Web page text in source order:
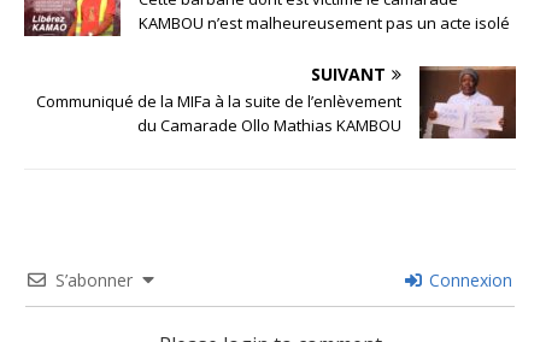
KAMBOU n’est malheureusement pas un acte isolé
SUIVANT
Communiqué de la MIFa à la suite de l’enlèvement
du Camarade Ollo Mathias KAMBOU
S’abonner Connexion